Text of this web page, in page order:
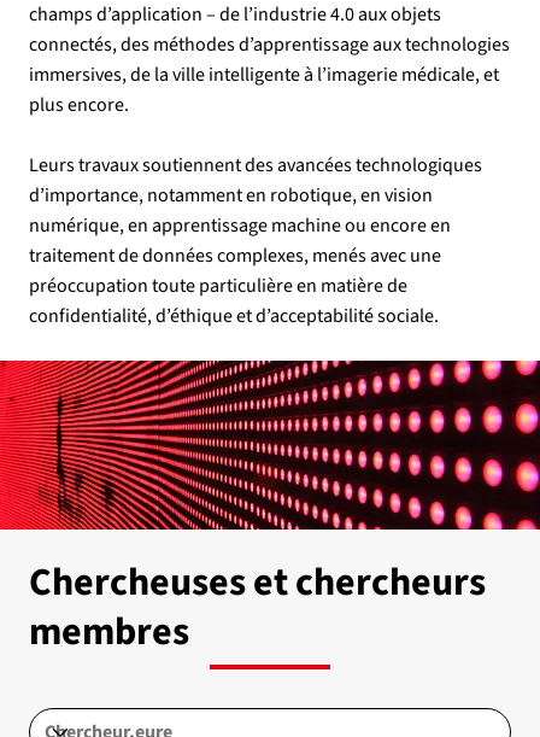
champs d’application – de l’industrie 4.0 aux objets
connectés, des méthodes d’apprentissage aux technologies
immersives, de la ville intelligente à l’imagerie médicale, et
plus encore.
Leurs travaux soutiennent des avancées technologiques
d’importance, notamment en robotique, en vision
numérique, en apprentissage machine ou encore en
traitement de données complexes, menés avec une
préoccupation toute particulière en matière de
confidentialité, d’éthique et d’acceptabilité sociale.
Chercheuses et chercheurs
membres